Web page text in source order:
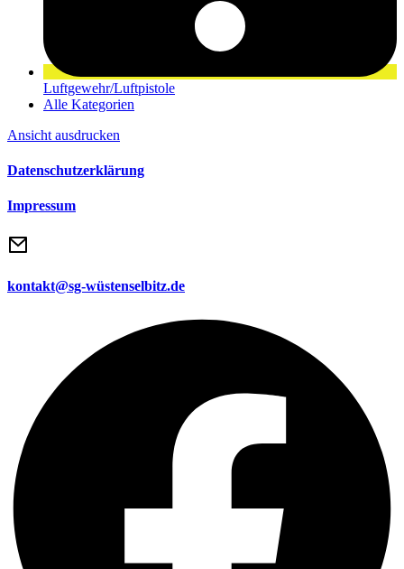
Luftgewehr/Luftpistole
Alle Kategorien
Ansicht ausdrucken
Datenschutzerklärung
Impressum
kontakt@sg-wüstenselbitz.de